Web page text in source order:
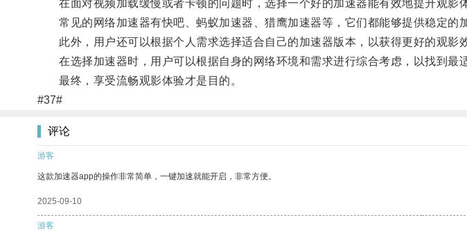
在面对视频加载缓慢或者卡顿的问题时，选择一个好的加速器能有效地提升观影体
常见的网络加速器有快吧、蚂蚁加速器、猎鹰加速器等，它们都能够提供稳定的
此外，用户还可以根据个人需求选择适合自己的加速器版本，以获得更好的观影效
在选择加速器时，用户可以根据自身的网络环境和需求进行综合考虑，以找到最适
最终，享受流畅观影体验才是目的。
#37#
评论
游客
这款加速器app的操作非常简单，一键加速就能开启，非常方便。
2025-09-10
游客